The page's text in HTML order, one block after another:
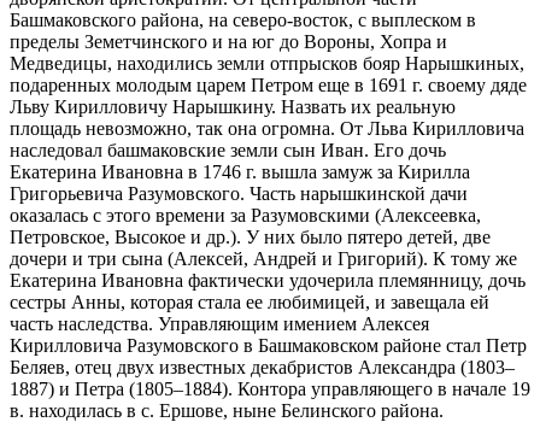
Башмаковского района, на северо-восток, с выплеском в
пределы Земетчинского и на юг до Вороны, Хопра и
Медведицы, находились земли отпрысков бояр Нарышкиных,
подаренных молодым царем Петром еще в 1691 г. своему дяде
Льву Кирилловичу Нарышкину. Назвать их реальную
площадь невозможно, так она огромна. От Льва Кирилловича
наследовал башмаковские земли сын Иван. Его дочь
Екатерина Ивановна в 1746 г. вышла замуж за Кирилла
Григорьевича Разумовского. Часть нарышкинской дачи
оказалась с этого времени за Разумовскими (Алексеевка,
Петровское, Высокое и др.). У них было пятеро детей, две
дочери и три сына (Алексей, Андрей и Григорий). К тому же
Екатерина Ивановна фактически удочерила племянницу, дочь
сестры Анны, которая стала ее любимицей, и завещала ей
часть наследства. Управляющим имением Алексея
Кирилловича Разумовского в Башмаковском районе стал Петр
Беляев, отец двух известных декабристов Александра (1803–
1887) и Петра (1805–1884). Контора управляющего в начале 19
в. находилась в с. Ершове, ныне Белинского района.